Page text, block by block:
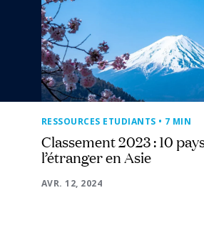
RESSOURCES ETUDIANTS • 7 MIN
Classement 2023 : 10
l’étranger en Asie
AVR. 12, 2024